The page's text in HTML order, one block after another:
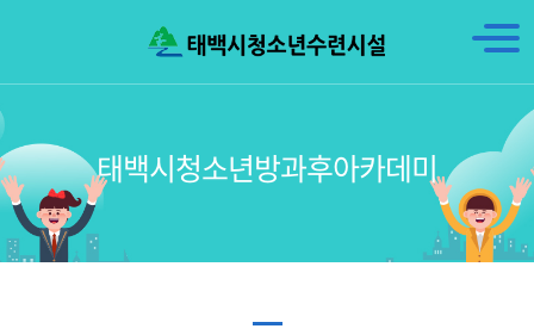
태백시청소년방과후아카데미